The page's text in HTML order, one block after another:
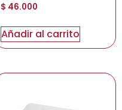
$ 46.000
Añadir al carrito